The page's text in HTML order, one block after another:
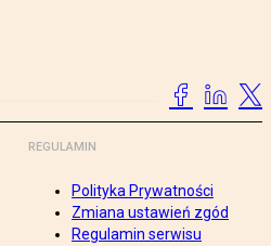
REGULAMIN
Polityka Prywatności
Zmiana ustawień zgód
Regulamin serwisu